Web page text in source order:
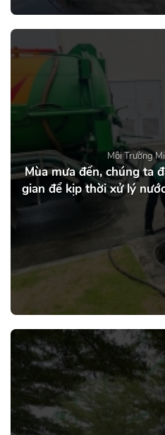
Môi Trường
Mùa mưa đến, chúng ta
gian để kịp thời xử lý